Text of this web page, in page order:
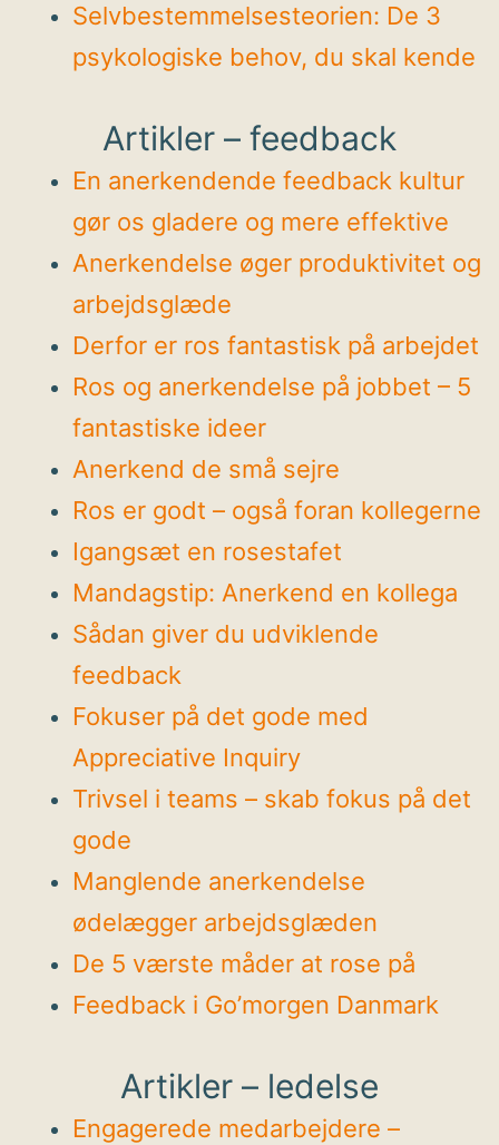
Selvbestemmelsesteorien: De 3
psykologiske behov, du skal kende
Artikler – feedback
En anerkendende feedback kultur
gør os gladere og mere effektive
Anerkendelse øger produktivitet og
arbejdsglæde
Derfor er ros fantastisk på arbejdet
Ros og anerkendelse på jobbet – 5
fantastiske ideer
Anerkend de små sejre
Ros er godt – også foran kollegerne
Igangsæt en rosestafet
Mandagstip: Anerkend en kollega
Sådan giver du udviklende
feedback
Fokuser på det gode med
Appreciative Inquiry
Trivsel i teams – skab fokus på det
gode
Manglende anerkendelse
ødelægger arbejdsglæden
De 5 værste måder at rose på
Feedback i Go’morgen Danmark
Artikler – ledelse
Engagerede medarbejdere –